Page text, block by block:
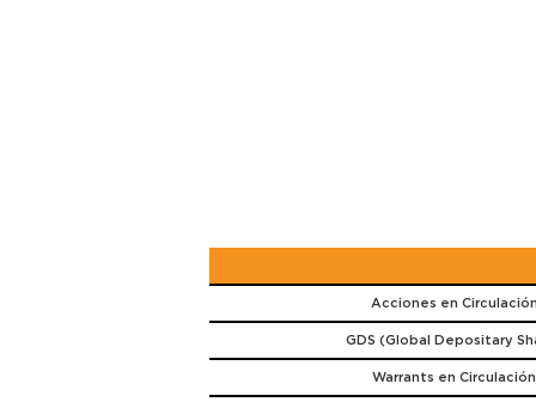
Acciones en
GDS (Global Depositary
Warrants en Circulación